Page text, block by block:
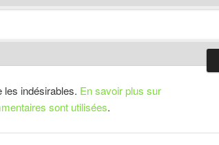
les indésirables. En savoir plus sur
sont utilisées.